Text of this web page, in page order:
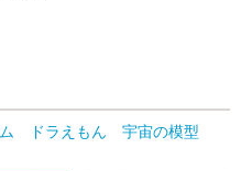
ム ドラえもん 宇宙の模型